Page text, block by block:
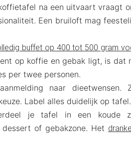
na een uitvaart vraagt
Een bruiloft mag
buffet op 400 tot 500 gram
op koffie en gebak ligt, is dat
per twee personen.
naar dieetwensen.
Label alles duidelijk op tafel.
je tafel in een koude
of gebakzone. Het